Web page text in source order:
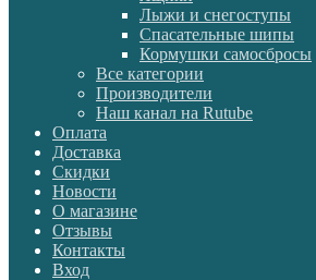
Лыжи и снегоступы
Спасательные шипы
Кормушки самосбросы
Все категории
Производители
Наш канал на Rutube
Оплата
Доставка
Скидки
Новости
О магазине
Отзывы
Контакты
Вход